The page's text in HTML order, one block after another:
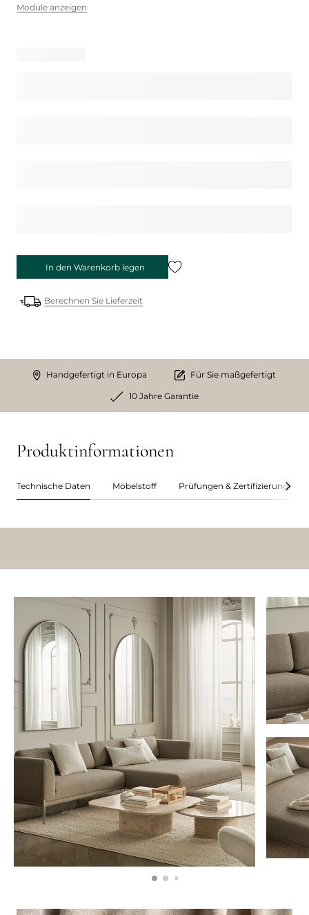
Module anzeigen
In den Warenkorb legen
Berechnen Sie Lieferzeit
Handgefertigt in Europa Für Sie maßgefertigt
10 Jahre Garantie
Produktinformationen
Technische Daten Möbelstoff Prüfungen & Zertifizierungen